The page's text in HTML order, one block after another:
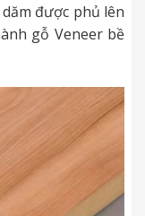
được phủ lên
gỗ Veneer bề